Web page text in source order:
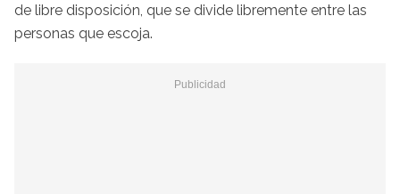
de libre disposición, que se divide libremente entre las
personas que escoja.